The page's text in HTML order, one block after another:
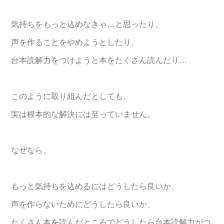
気持ちをもっと込めなきゃ…と思ったり、
声を作ることをやめようとしたり、
台本読解力をつけようと本をたくさん読んだり…
このように取り組んだとしても、
実は根本的な解決には至っていません。
なぜなら、
もっと気持ちを込めるにはどうしたら良いか、
声を作らないためにどうしたら良いか、